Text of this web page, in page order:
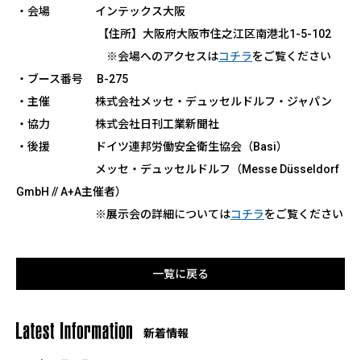
・会場 インテックス大阪
【住所】大阪府大阪市住之江区南港北1-5-102
※会場へのアクセスはコチラをご覧ください
・ブース番号 B-275
・主催 株式会社メッセ・デュッセルドルフ・ジャパン
・協力 株式会社日刊工業新聞社
・後援 ドイツ連邦労働安全衛生協会（Basi）
メッセ・デュッセルドルフ（Messe Düsseldorf
GmbH // A+A主催者）
※展示会の詳細についてはコチラをご覧ください
一覧に戻る
新着情報